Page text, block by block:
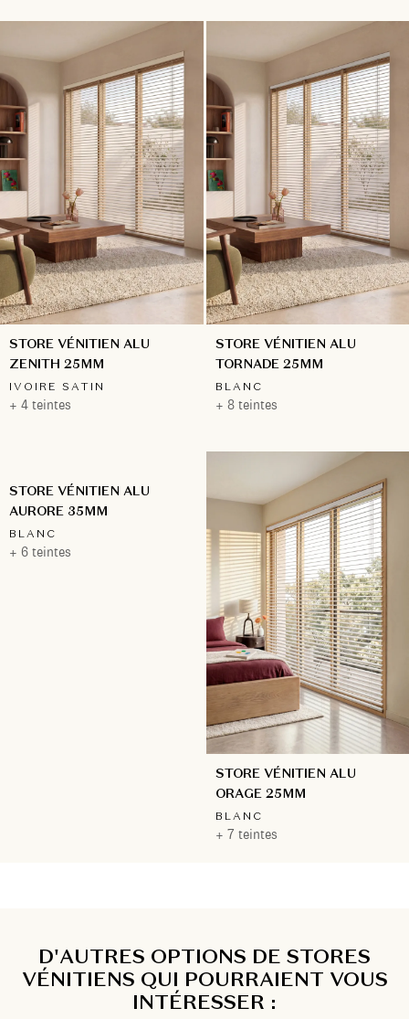
STORE VÉNITIEN ALU
ZENITH 25MM
IVOIRE SATIN
+ 4 teintes
STORE VÉNITIEN ALU
TORNADE 25MM
BLANC
+ 8 teintes
STORE VÉNITIEN ALU
AURORE 35MM
BLANC
+ 6 teintes
STORE VÉNITIEN ALU
ORAGE 25MM
BLANC
+ 7 teintes
D'AUTRES OPTIONS DE STORES
VÉNITIENS QUI POURRAIENT VOUS
INTÉRESSER :